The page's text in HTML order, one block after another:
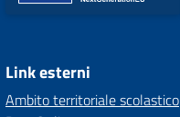
Link esterni
Ambito territoriale scolastico